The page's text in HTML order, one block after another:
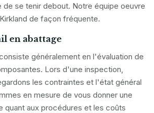
de se tenir debout. Notre équipe oeuvre
de façon fréquente.
en abattage
généralement en l'évaluation de
Lors d'une inspection,
les contraintes et l'état général
en mesure de vous donner une
quant aux procédures et les coûts